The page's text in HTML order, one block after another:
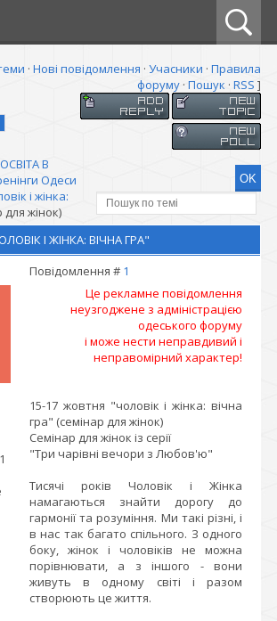
· Нові повідомлення · Учасники · Правила
форуму · Пошук · RSS ]
ОСВІТА В
Одеси
і жінка:
для жінок)
І ЖІНКА: ВІЧНА ГРА"
Повідомлення # 1
1
Це рекламне повідомлення
неузгоджене з адміністрацією
одеського форуму
і може нести неправдивий і
неправомірний характер!
15-17 жовтня "чоловік і жінка: вічна
гра" (семінар для жінок)
Семінар для жінок із серії
"Три чарівні вечори з Любов'ю"
Тисячі років Чоловік і Жінка
намагаються знайти дорогу до
гармонії та розуміння. Ми такі різні, і
в нас так багато спільного. З одного
боку, жінок і чоловіків не можна
порівнювати, а з іншого - вони
живуть в одному світі і разом
створюють це життя.